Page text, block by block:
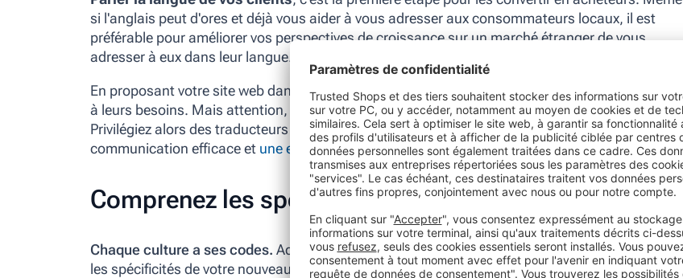
si l'anglais peut d'ores et déjà vous aider à vous adresser aux consommateurs locaux, il est
préférable pour améliorer vos perspectives de croissance sur un marché étranger de vous
adresser à eux dans leur langue.
En proposant votre site web dans plusieurs langues, vous leur montrez que vous vous adaptez
à leurs besoins. Mais attention, une traduction maladroite peut nuire à votre image de marque.
Privilégiez alors des traducteurs professionnels et experts en référencement naturel pour une
communication efficace et une expérience utilisateur optimale.
Comprenez les spécificités culturelles
Chaque culture a ses codes. Adaptez votre communication visuelle et textuelle pour respecter
les spécificités de votre nouveau marché. Les couleurs, les images, les symboles peuvent avoir